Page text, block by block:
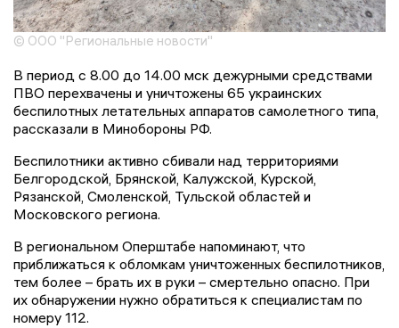
© ООО "Региональные новости"
В период с 8.00 до 14.00 мск дежурными средствами
ПВО перехвачены и уничтожены 65 украинских
беспилотных летательных аппаратов самолетного типа,
рассказали в Минобороны РФ.
Беспилотники активно сбивали над территориями
Белгородской, Брянской, Калужской, Курской,
Рязанской, Смоленской, Тульской областей и
Московского региона.
В региональном Оперштабе напоминают, что
приближаться к обломкам уничтоженных беспилотников,
тем более – брать их в руки – смертельно опасно. При
их обнаружении нужно обратиться к специалистам по
номеру 112.